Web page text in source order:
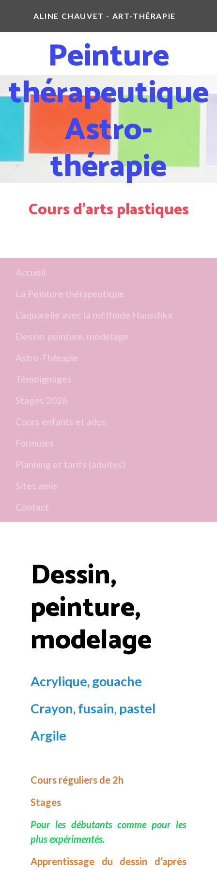
ALINE CHAUVET - ART-THÉRAPIE
Peinture
thérapeutique
Astro-
thérapie
Cours d'arts plastiques
Accueil
La Peinture thérapeutique
L’aquarelle avec la méthode Hauschka
Dessin, peinture, modelage
Astro-Thérapie
Témoignages
Stages 2026
Cours enfants et ados
Formules
Planning et tarifs (adultes)
Sites amis
Contact
Dessin,
peinture,
modelage
Acrylique, gouache
Crayon, fusain, pastel
Argile
Cours réguliers de 2h
Stages
Pour les débutants comme pour les
plus expérimentés.
Apprentissage du dessin d’après